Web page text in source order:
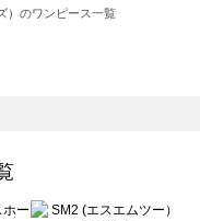
）のワンピース一覧
スモス）のワンピース一覧
ンピース一覧